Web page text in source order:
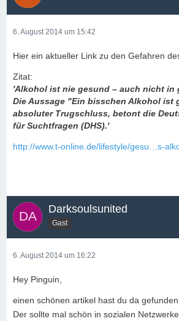
6. August 2014 um 15:42
Hier ein aktueller Link zu den Gefahren
Zitat:
'Alkohol ist nie gesund – auch nicht in
Die Aussage "Ein bisschen Alkohol ist
absoluter Trugschluss, betont die
für Suchtfragen (DHS).'
http://www.t-online.de/lifestyle/gesu…s-
Darksoulsunited
Gast
6. August 2014 um 16:22
Hey Pinguin,
einen schönen artikel hast du da
Der sollte mal schön in sozialen